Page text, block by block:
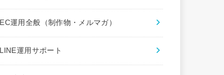
EC運用全般（制作物・メルマガ）
LINE運用サポート